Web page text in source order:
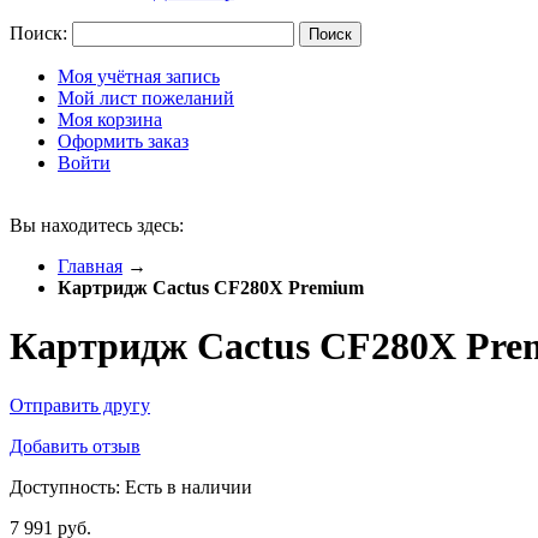
Поиск: Поиск
Моя учётная запись
Мой лист пожеланий
Моя корзина
Оформить заказ
Войти
Вы находитесь здесь:
Главная →
Картридж Cactus CF280X Premium
Картридж Cactus CF280X
Отправить другу
Добавить отзыв
Доступность: Есть в наличии
7 991 руб.